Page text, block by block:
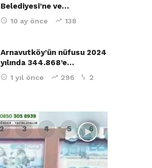
Belediyesi’ne ve…
10 ay önce 138
Arnavutköy’ün nüfusu 2024
yılında 344.868’e…
1 yıl önce 296 2